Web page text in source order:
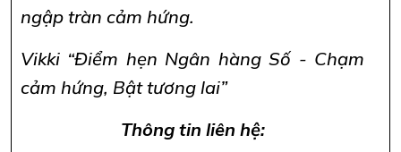
ngập tràn cảm hứng.
Vikki “Điểm hẹn Ngân hàng Số - Chạm
cảm hứng, Bật tương lai”
Thông tin liên hệ: